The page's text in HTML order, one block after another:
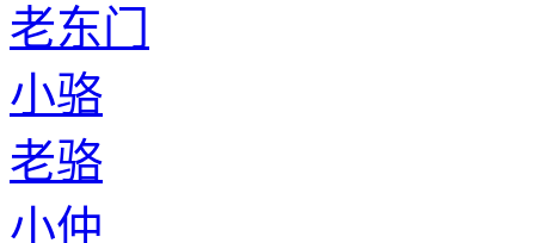
老东门
小骆
老骆
小仲